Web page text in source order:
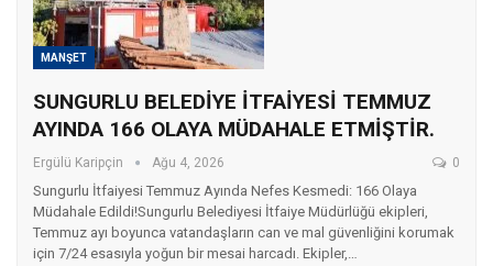
MANŞET
SUNGURLU BELEDİYE İTFAİYESİ TEMMUZ
AYINDA 166 OLAYA MÜDAHALE ETMİŞTİR.
Ergülü Karipçin Ağu 4, 2026 0
Sungurlu İtfaiyesi Temmuz Ayında Nefes Kesmedi: 166 Olaya
Müdahale Edildi!Sungurlu Belediyesi İtfaiye Müdürlüğü ekipleri,
Temmuz ayı boyunca vatandaşların can ve mal güvenliğini korumak
için 7/24 esasıyla yoğun bir mesai harcadı. Ekipler,…